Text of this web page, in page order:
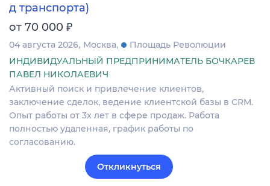
д транспорта)
от 70 000 ₽
04 августа 2026 Москва
Площадь Революции
ИНДИВИДУАЛЬНЫЙ ПРЕДПРИНИМАТЕЛЬ БОЧКАРЕВ
ПАВЕЛ НИКОЛАЕВИЧ
Активный поиск и привлечение клиентов,
заключение сделок, ведение клиентской базы в CRM.
Опыт работы от 3х лет в сфере продаж. Работа
полностью удаленная, график работы по
согласованию.
Откликнуться